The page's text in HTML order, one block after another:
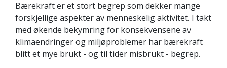
Bærekraft er et stort begrep som dekker mange
forskjellige aspekter av menneskelig aktivitet. I takt
med økende bekymring for konsekvensene av
klimaendringer og miljøproblemer har bærekraft
blitt et mye brukt - og til tider misbrukt - begrep.